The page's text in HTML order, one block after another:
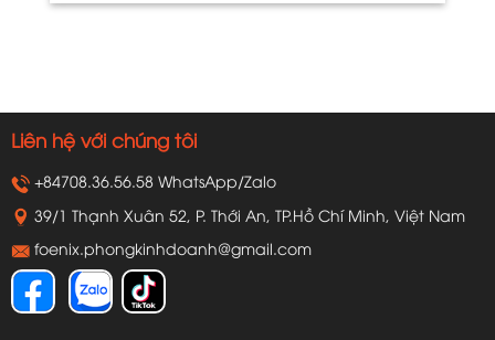
Liên hệ với chúng tôi
+84708.36.56.58 WhatsApp/Zalo
39/1 Thạnh Xuân 52, P. Thới An, TP.Hồ Chí Minh, Việt Nam
foenix.phongkinhdoanh@gmail.com